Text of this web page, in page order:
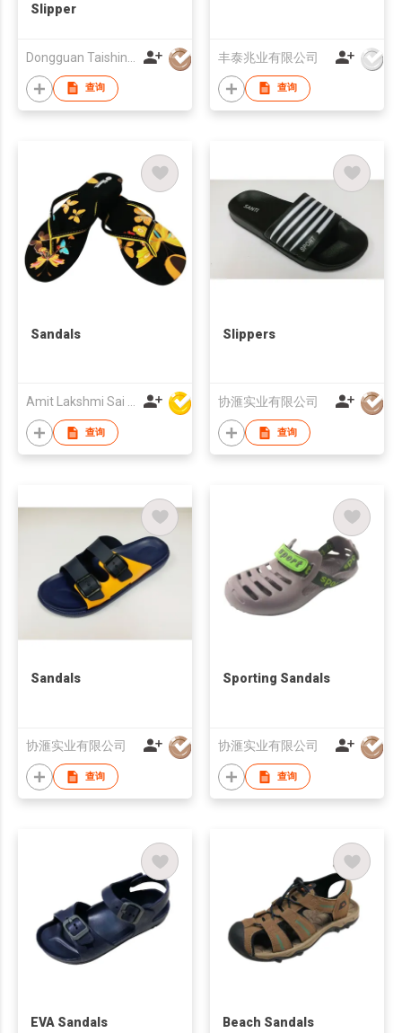
Slipper
查询
丰泰兆业有限公司
查询
Sandals
查询
Slippers
协滙实业有限公司
查询
Sandals
协滙实业有限公司
查询
Sporting Sandals
协滙实业有限公司
查询
EVA Sandals Beach Sandals